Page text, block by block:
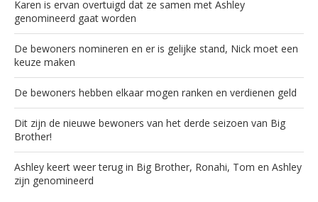
Karen is ervan overtuigd dat ze samen met Ashley
genomineerd gaat worden
De bewoners nomineren en er is gelijke stand, Nick moet een
keuze maken
De bewoners hebben elkaar mogen ranken en verdienen geld
Dit zijn de nieuwe bewoners van het derde seizoen van Big
Brother!
Ashley keert weer terug in Big Brother, Ronahi, Tom en Ashley
zijn genomineerd